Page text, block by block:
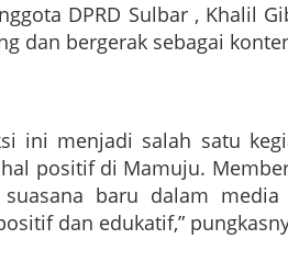
DPRD Sulbar , Khalil
dan bergerak sebagai
ini menjadi salah satu
positif di Mamuju.
suasana baru dalam
dan edukatif,”